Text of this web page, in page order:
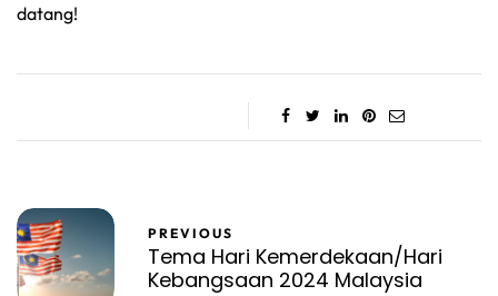
datang!
PREVIOUS
Tema Hari Kemerdekaan/Hari
Kebangsaan 2024 Malaysia